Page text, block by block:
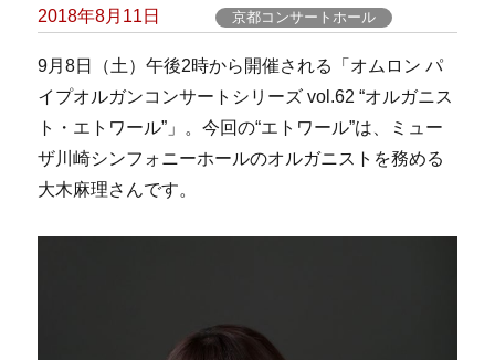
Posted
2018年8月11日 京都コンサートホール
9月8日（土）午後2時から開催される「オムロン パ
イプオルガンコンサートシリーズ vol.62 “オルガニス
ト・エトワール”」。今回の“エトワール”は、ミュー
ザ川崎シンフォニーホールのオルガニストを務める
大木麻理さんです。